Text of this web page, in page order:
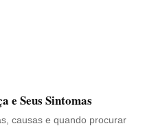
e Seus Sintomas
causas e quando procurar